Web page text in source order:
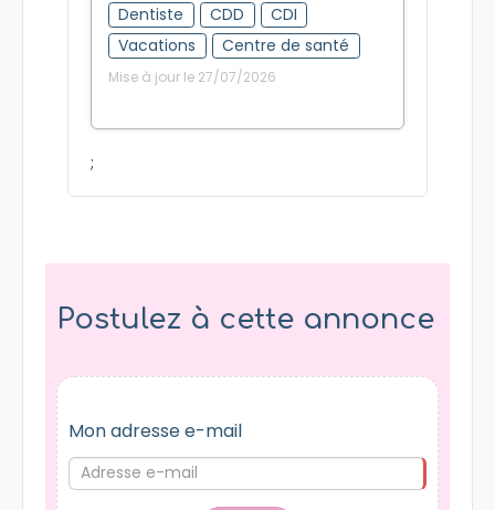
Dentiste CDD
CDI
Vacations
Centre de santé
Mise à jour le 27/07/2026
;
Postulez à cette annonce
Mon adresse e-mail